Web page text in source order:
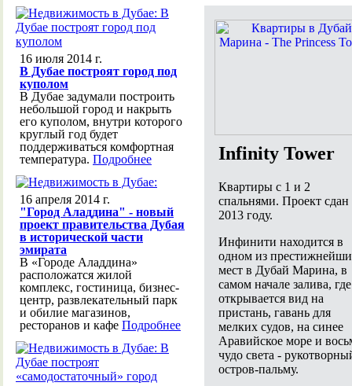
Infinity Tower
Квартиры с 1 и 2
спальнями. Проект сдан
2013 году.
Инфинити находится в
одном из
мест в Дубай Марина, в
самом начале залива, где
открывается вид на
пристань, гавань для
мелких судов, на синее
Аравийское море и
чудо света -
остров-пальму.
16 июля 2014 г.
В Дубае построят город под
куполом
В Дубае задумали построить
небольшой город и накрыть
его куполом, внутри которого
круглый год будет
поддерживаться комфортная
температура. Подробнее
16 апреля 2014 г.
"Город Аладдина" - новый
проект правительства Дубая
в исторической части
эмирата
В «Городе Аладдина»
расположатся жилой
комплекс, гостиница, бизнес-
центр, развлекательный парк
и обилие магазинов,
ресторанов и кафе Подробнее